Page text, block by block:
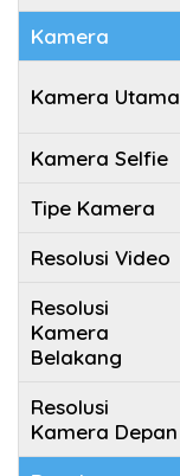
Kamera
Kamera Utama
Kamera Selfie
Tipe Kamera
Resolusi Video
Resolusi
Kamera
Belakang
Resolusi
Kamera Depan